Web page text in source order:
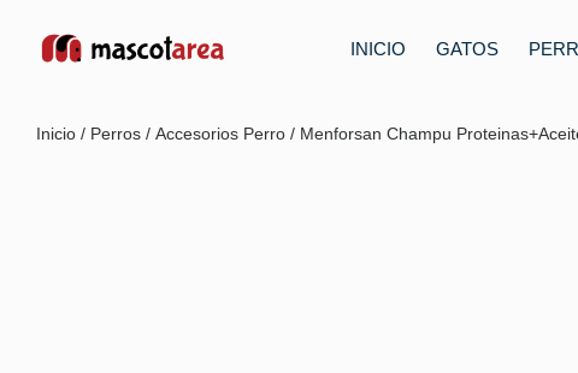
INICIO GATOS
Inicio / Perros / Accesorios Perro / Menforsan Champu